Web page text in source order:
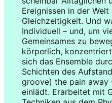
Ereignissen in der
Gleichzeitigkeit. Und
Individuell – und, um
Gemeinsames zu
körperlich,
sich das Ensemble
Schichten des
groove) the pain away
einlädt. Erarbeitet mit